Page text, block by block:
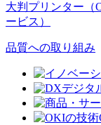
大判プリンター（
ービス）
品質への取り組み
デジタ